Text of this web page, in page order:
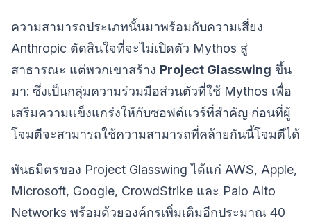
ความสามารถประเภทนั้นมาพร้อมกับความเสี่ยง
Anthropic ตัดสินใจที่จะไม่เปิดตัว Mythos สู่
สาธารณะ แต่พวกเขาสร้าง Project Glasswing ขึ้น
มา: ซึ่งเป็นกลุ่มความร่วมมือส่วนตัวที่ใช้ Mythos เพื่อ
เสริมความแข็งแกร่งให้กับซอฟต์แวร์ที่สำคัญ ก่อนที่ผู้
โจมตีจะสามารถใช้ความสามารถที่คล้ายกันนี้โจมตีได้
พันธมิตรของ Project Glasswing ได้แก่ AWS, Apple,
Microsoft, Google, CrowdStrike และ Palo Alto
Networks พร้อมด้วยองค์กรเพิ่มเติมอีกประมาณ 40